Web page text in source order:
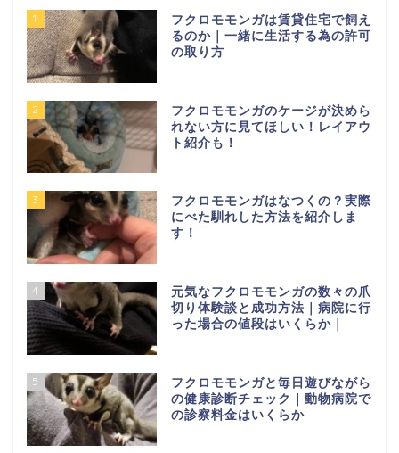
1
フクロモモンガは賃貸住宅で飼え
るのか｜一緒に生活する為の許可
の取り方
2
フクロモモンガのケージが決めら
れない方に見てほしい！レイアウ
ト紹介も！
3
フクロモモンガはなつくの？実際
にべた馴れした方法を紹介しま
す！
4
元気なフクロモモンガの数々の爪
切り体験談と成功方法｜病院に行
った場合の値段はいくらか｜
5
フクロモモンガと毎日遊びながら
の健康診断チェック｜動物病院で
の診察料金はいくらか